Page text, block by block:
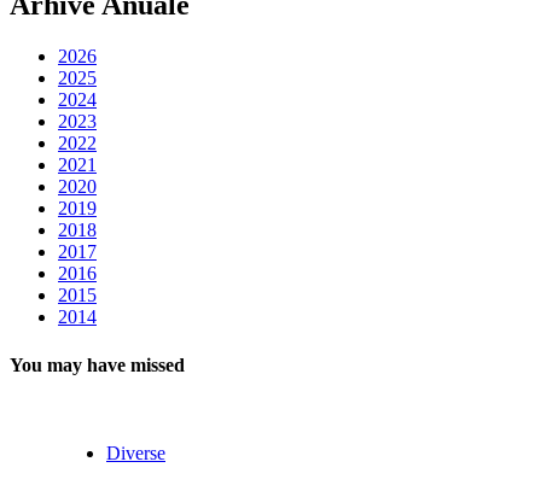
2026
2025
2024
2023
2022
2021
2020
2019
2018
2017
2016
2015
2014
You may have missed
Diverse